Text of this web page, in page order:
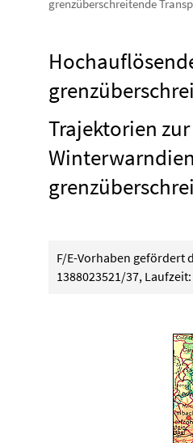
grenzüberschreitende
Trajektorien
F/E-Vorhaben gefördert
1388023521/37, Laufzeit: